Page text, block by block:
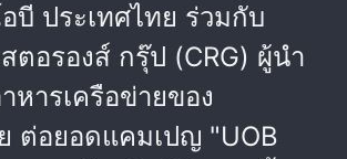
บี ประเทศไทย ร่วมกับ
ตอรองส์ กรุ๊ป (CRG) ผู้นำ
หารเครือข่ายของ
ต่อยอดแคมเปญ "UOB